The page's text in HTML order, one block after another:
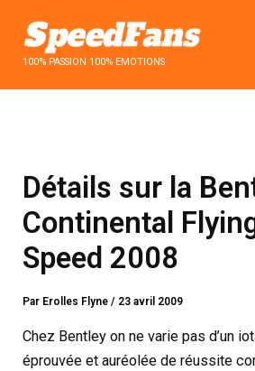
contenu100% PASSION 100% EMOTIONS
Détails sur la
Continental
Speed 2008
Par Erolles Flyne/ 23 avril 2009
Chez Bentley on ne varie pas d’un
éprouvée et auréolée de réussite